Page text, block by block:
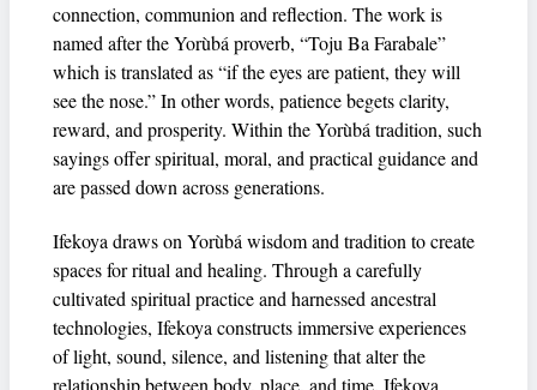
connection, communion and reflection. The work is
named after the Yorùbá proverb, “Toju Ba Farabale”
which is translated as “if the eyes are patient, they will
see the nose.” In other words, patience begets clarity,
reward, and prosperity. Within the Yorùbá tradition, such
sayings offer spiritual, moral, and practical guidance and
are passed down across generations.
Ifekoya draws on Yorùbá wisdom and tradition to create
spaces for ritual and healing. Through a carefully
cultivated spiritual practice and harnessed ancestral
technologies, Ifekoya constructs immersive experiences
of light, sound, silence, and listening that alter the